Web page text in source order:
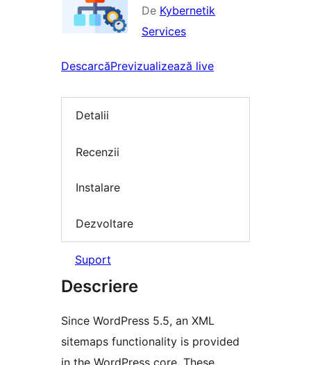
De Kybernetik
Services
DescarcăPrevizualizează live
Detalii
Recenzii
Instalare
Dezvoltare
Suport
Descriere
Since WordPress 5.5, an XML
sitemaps functionality is provided